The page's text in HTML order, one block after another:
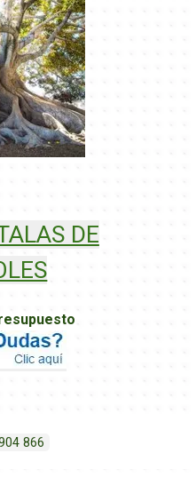
DE
866